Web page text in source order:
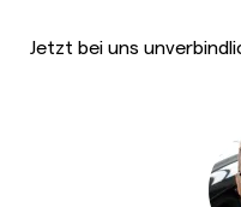
Jetzt bei uns